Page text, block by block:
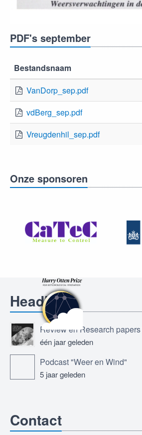
PDF's september
Bestandsnaam
VanDorp_sep.pdf
vdBerg_sep.pdf
Vreugdenhil_sep.pdf
Onze sponsoren
Headlines
één jaar geleden
Podcast "Weer en Wind"
5 jaar geleden
Contact